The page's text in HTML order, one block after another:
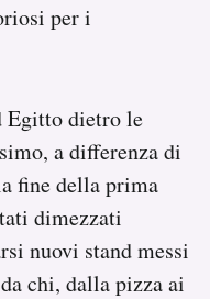
per i
Egitto dietro le
a differenza di
fine della prima
dimezzati
nuovi stand messi
chi, dalla pizza ai